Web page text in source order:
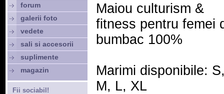
Maiou culturism &
fitness pentru femei
bumbac 100%
Marimi disponibile:
M, L, XL
forum
galerii foto
vedete
sali si accesorii
suplimente
magazin
Fii sociabil!